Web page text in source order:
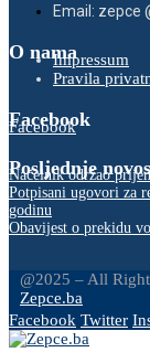
Email: zepce
O namaImpressum
Pravila
Facebook
Facebook
Posljednje
Načelnik održao
Potpisani ugovori za
godinu
Obavijest o prekidu
@2025 – All
Zepce.ba
Facebook Twitter